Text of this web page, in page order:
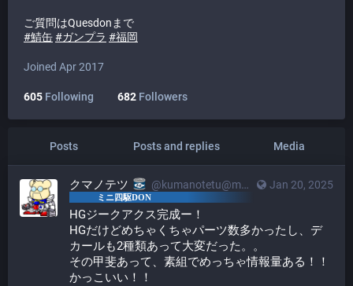
ご質問はQuesdonまで
#鯖缶#ガンプラ #福岡
Joined Apr 2017
605 Following 682 Followers
Posts Posts and replies Media
Jan 20, 2025
クマノテツ @kumanotetu@mstdn.mini4wd-engineer.com
HGジークアクス完成ー！
HGだけどめちゃくちゃパーツ数多かったし、デ
カールも2種類あって大変だった。。
その甲斐あって、素組でめっちゃ情報量ある！！
かっこいい！！